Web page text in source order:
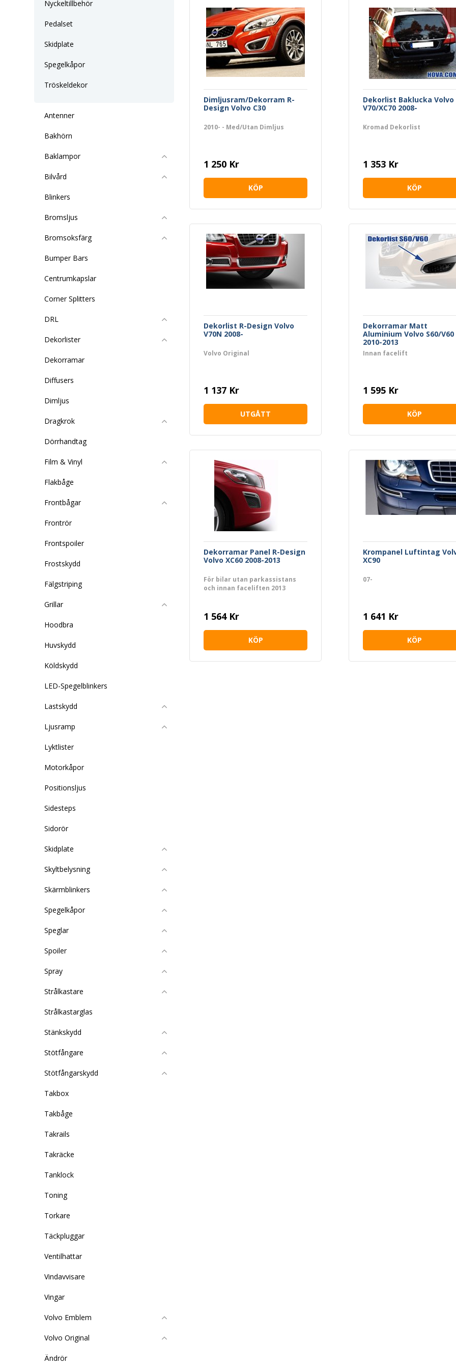
Nyckeltillbehör
Pedalset
Skidplate
Spegelkåpor
Tröskeldekor
Antenner
Bakhörn
Baklampor
Bilvård
Blinkers
Bromsljus
Bromsoksfärg
Bumper Bars
Centrumkapslar
Corner Splitters
DRL
Dekorlister
Dekorramar
Diffusers
Dimljus
Dragkrok
Dörrhandtag
Film & Vinyl
Flakbåge
Frontbågar
Frontrör
Frontspoiler
Frostskydd
Fälgstriping
Grillar
Hoodbra
Huvskydd
Köldskydd
LED-Spegelblinkers
Lastskydd
Ljusramp
Lyktlister
Motorkåpor
Positionsljus
Sidesteps
Sidorör
Skidplate
Skyltbelysning
Skärmblinkers
Spegelkåpor
Speglar
Spoiler
Spray
Strålkastare
Strålkastarglas
Stänkskydd
Stötfångare
Stötfångarskydd
Takbox
Takbåge
Takrails
Takräcke
Tanklock
Toning
Torkare
Täckpluggar
Ventilhattar
Vindavvisare
Vingar
Volvo Emblem
Volvo Original
Ändrör
Dimljusram/Dekorram R-
Design Volvo C30
2010- - Med/Utan Dimljus
1 250 Kr
KÖP
Dekorlist Baklucka Volvo
V70/XC70 2008-
Kromad Dekorlist
1 353 Kr
KÖP
Dekorlist R-Design Volvo
V70N 2008-
Volvo Original
1 137 Kr
UTGÅTT
Dekorramar Matt
Aluminium Volvo S60/V60
2010-2013
Innan facelift
1 595 Kr
KÖP
Dekorramar Panel R-Design
Volvo XC60 2008-2013
För bilar utan parkassistans
och innan faceliften 2013
1 564 Kr
KÖP
Krompanel Luftintag
XC90
07-
1 641 Kr
KÖP